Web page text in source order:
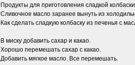
Продукты для приготовления сладкой
Сливочное масло заранее вынуть из
Как сделать сладкую колбаску из печенья с
В миску добавить сахар и какао.
Хорошо перемешать сахар с какао.
Добавить мягкое масло. Все перемешать.